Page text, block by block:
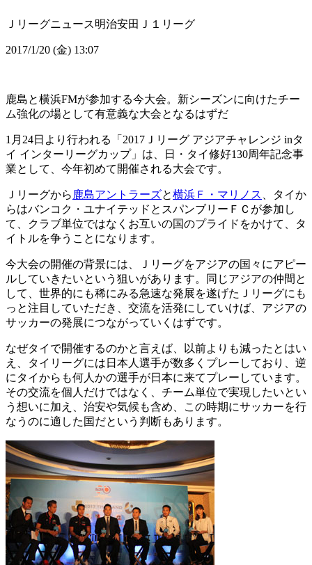
Ｊリーグニュース明治安田Ｊ１リーグ
2017/1/20 (金) 13:07
鹿島と横浜FMが参加する今大会。新シーズンに向けたチー
ム強化の場として有意義な大会となるはずだ
1月24日より行われる「2017Ｊリーグ アジアチャレンジ inタ
イ インターリーグカップ」は、日・タイ修好130周年記念事
業として、今年初めて開催される大会です。
Ｊリーグから 鹿島アントラーズと横浜Ｆ・マリノス
、タイか
らはバンコク・ユナイテッドとスパンブリーＦＣが参加し
て、クラブ単位ではなくお互いの国のプライドをかけて、タ
イトルを争うことになります。
今大会の開催の背景には、Ｊリーグをアジアの国々にアピー
ルしていきたいという狙いがあります。同じアジアの仲間と
して、世界的にも稀にみる急速な発展を遂げたＪリーグにも
っと注目していただき、交流を活発にしていけば、アジアの
サッカーの発展につながっていくはずです。
なぜタイで開催するのかと言えば、以前よりも減ったとはい
え、タイリーグには日本人選手が数多くプレーしており、逆
にタイからも何人かの選手が日本に来てプレーしています。
その交流を個人だけではなく、チーム単位で実現したいとい
う想いに加え、治安や気候も含め、この時期にサッカーを行
なうのに適した国だという判断もあります。